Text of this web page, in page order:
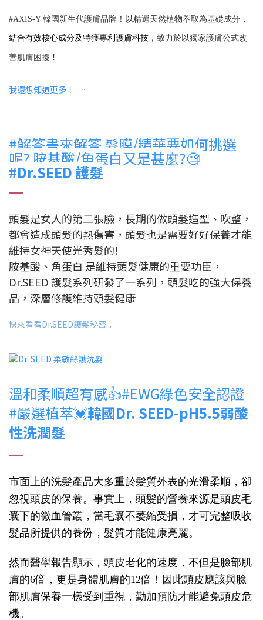
#AXIS-Y 韓國新生代護膚品牌！以精選天然植物萃取為基礎成分，
結合有效核心成分及特獲專利護膚科技， 致力於以獨家護膚公式改
善肌膚困擾 ！
我還想知道更多！……
#解答書來解答 髮膜/精華要如何挑選
呢? 胺基酸/角蛋白又是甚麼?🧐
#Dr.SEED 護髮
頭髮是女人的第二張臉，長期的做頭髮造型、吹整，
都會造成頭髮的熱傷害，頭髮也是需要好好保養才能
維持女神天使光秀髮的!
胺基酸、角蛋白 是維持頭髮健康的重要功臣，
Dr.SEED 護髮系列研發了一系列，頭髮吃的強大保養
品，深層修護維持頭髮健康
快來看看Dr.SEED護髮秘密...
溫和柔順超有感👍#EWG綠色安全認證
#嚴選植萃💓韓國Dr. SEED-pH5.5弱酸
性洗潤髮
市面上的洗髮產品大多重於髮質外表的光滑柔順，卻
忽視頭皮的保養。事實上，頭髮的營養來源是頭皮毛
囊下的微血管叢，當毛囊不萎縮受損，才可完整吸收
髮品所提供的養份，髮質才能健康亮麗。
然而醫學報告顯示，頭皮老化的速度，不但是臉部肌
膚的6倍，更是身體肌膚的12倍！因此頭皮應該與臉
部肌膚保養一樣受到重視，勤加預防才能避免頭皮危
機。